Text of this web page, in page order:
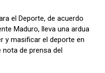
el Deporte, de acuerdo
Maduro, lleva una ardua
y masificar el deporte en
de prensa del